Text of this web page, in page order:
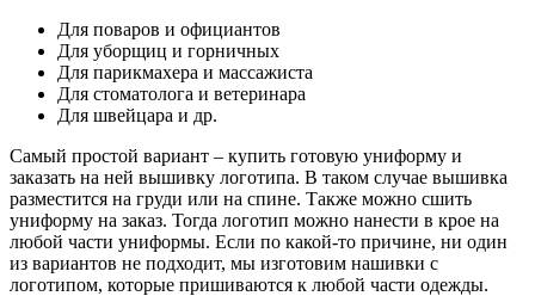
Для поваров и официантов
Для уборщиц и горничных
Для парикмахера и массажиста
Для стоматолога и ветеринара
Для швейцара и др.
Самый простой вариант – купить готовую униформу и
заказать на ней вышивку логотипа. В таком случае вышивка
разместится на груди или на спине. Также можно сшить
униформу на заказ. Тогда логотип можно нанести в крое на
любой части униформы. Если по какой-то причине, ни один
из вариантов не подходит, мы изготовим нашивки с
логотипом, которые пришиваются к любой части одежды.